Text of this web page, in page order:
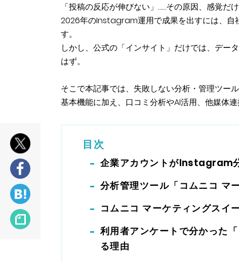
「投稿の反応が伸びない」……その原因、感覚だ
2026年のInstagram運用で成果を出すには、自
す。
しかし、公式の「インサイト」だけでは、デー
はず。
そこで本記事では、失敗しない分析・管理ツー
基本機能に加え、口コミ分析やAI活用、他媒体
目次
企業アカウントがInstagram
分析管理ツール「コムニコ マ
コムニコ マーケティングスイ
利用者アンケートで分かった
る理由